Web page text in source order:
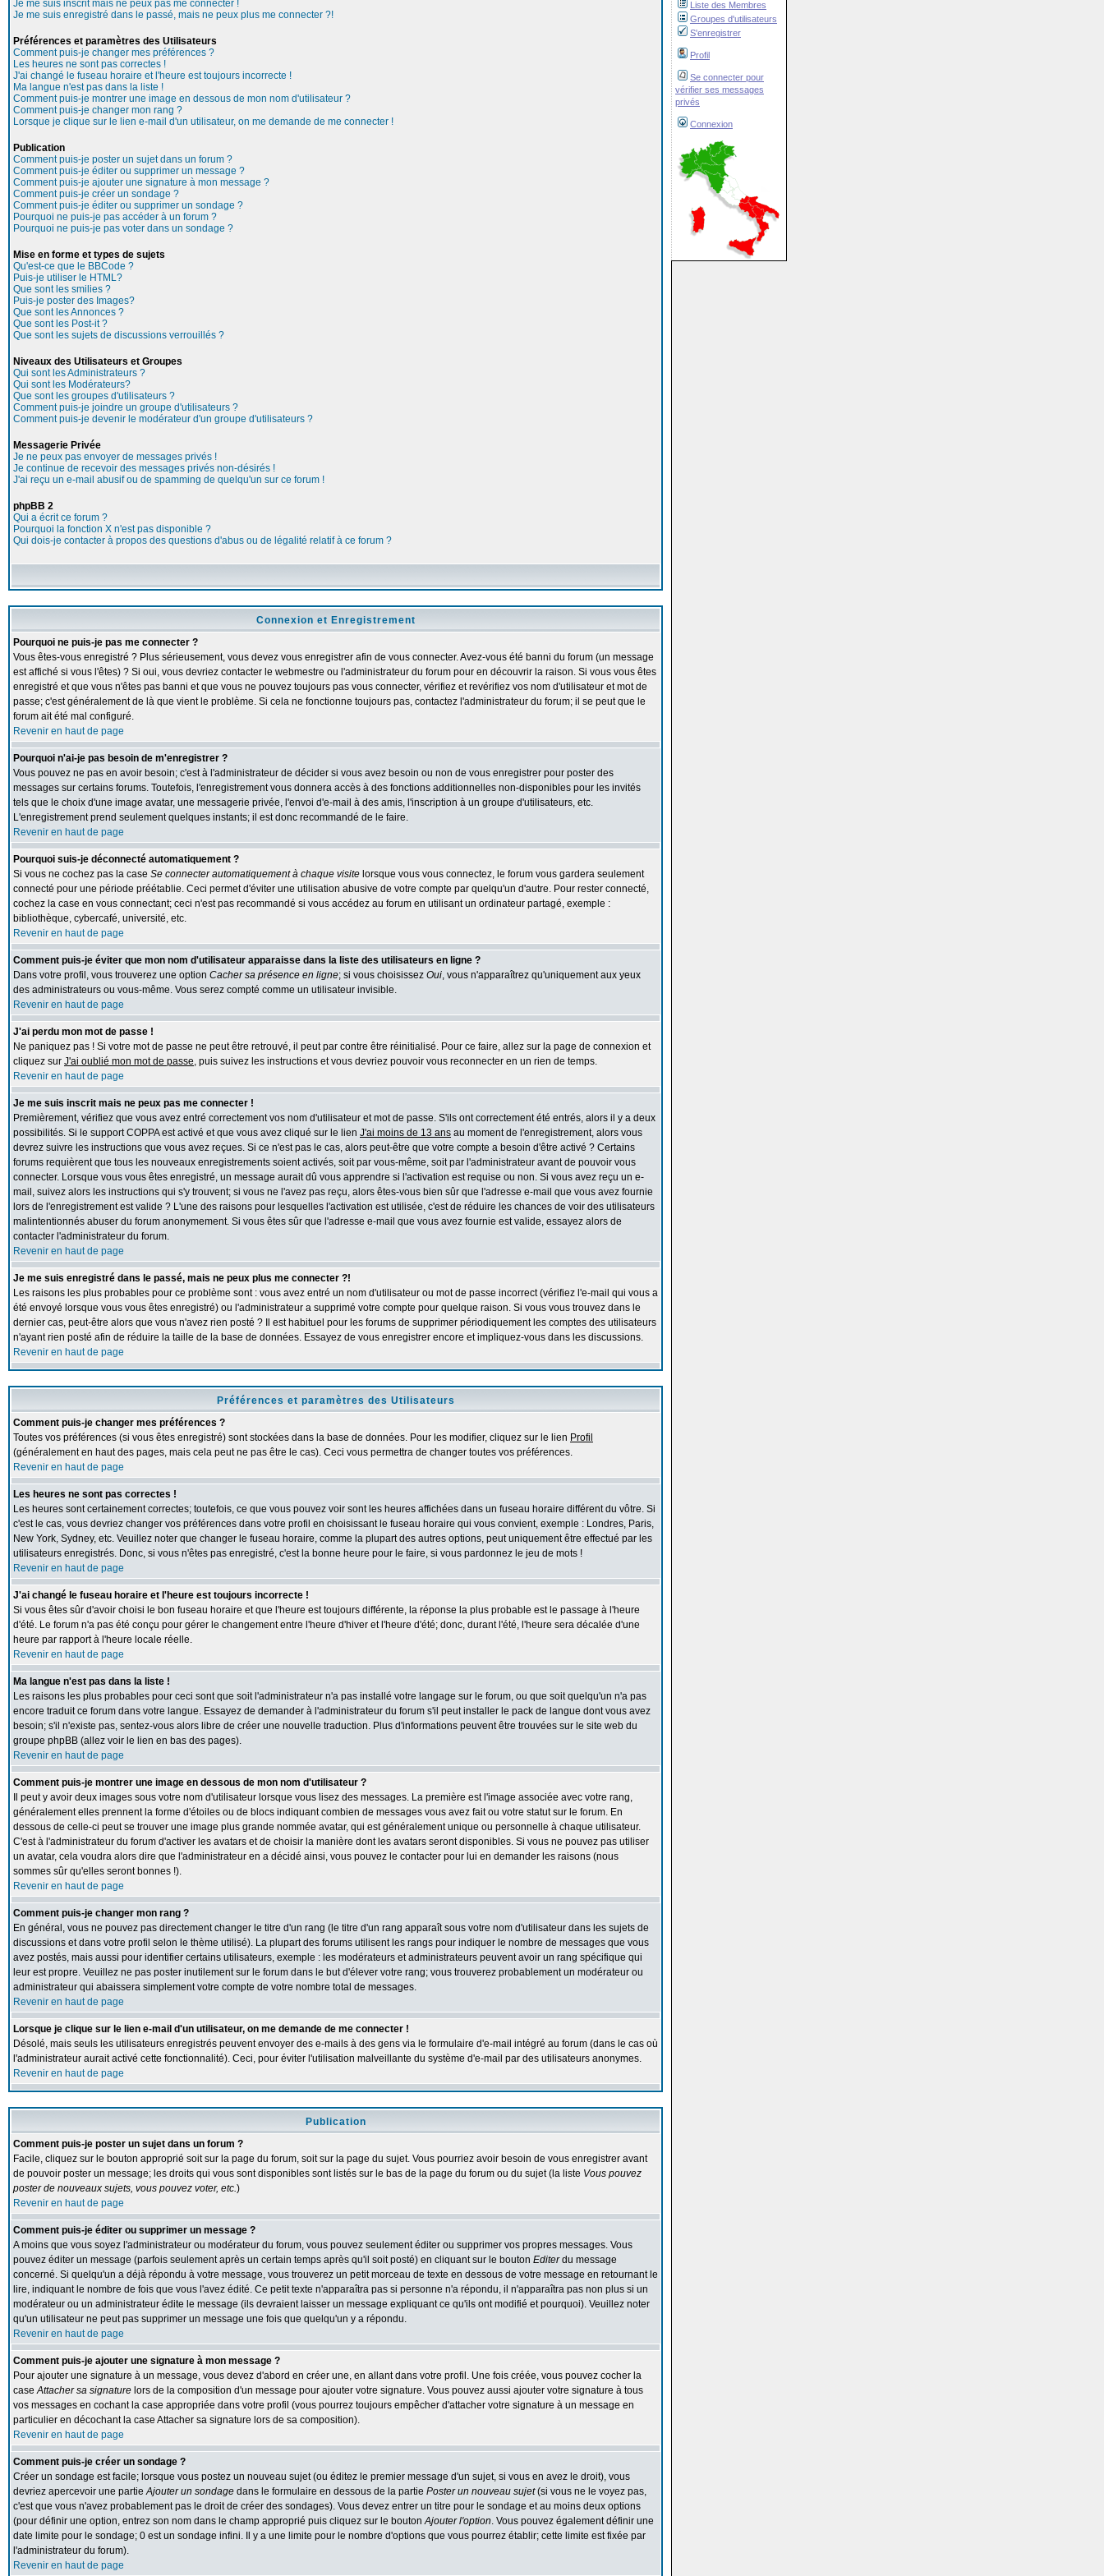
Liste des Membres
Groupes d'utilisateurs
S'enregistrer
Profil
Se connecter pour
vérifier ses messages
privés
Connexion
Je me suis inscrit mais ne peux pas me connecter !
Je me suis enregistré dans le passé, mais ne peux plus me connecter ?!
Préférences et paramètres des Utilisateurs
Comment puis-je changer mes préférences ?
Les heures ne sont pas correctes !
J'ai changé le fuseau horaire et l'heure est toujours incorrecte !
Ma langue n'est pas dans la liste !
Comment puis-je montrer une image en dessous de mon nom d'utilisateur ?
Comment puis-je changer mon rang ?
Lorsque je clique sur le lien e-mail d'un utilisateur, on me demande de me connecter !
Publication
Comment puis-je poster un sujet dans un forum ?
Comment puis-je éditer ou supprimer un message ?
Comment puis-je ajouter une signature à mon message ?
Comment puis-je créer un sondage ?
Comment puis-je éditer ou supprimer un sondage ?
Pourquoi ne puis-je pas accéder à un forum ?
Pourquoi ne puis-je pas voter dans un sondage ?
Mise en forme et types de sujets
Qu'est-ce que le BBCode ?
Puis-je utiliser le HTML?
Que sont les smilies ?
Puis-je poster des Images?
Que sont les Annonces ?
Que sont les Post-it ?
Que sont les sujets de discussions verrouillés ?
Niveaux des Utilisateurs et Groupes
Qui sont les Administrateurs ?
Qui sont les Modérateurs?
Que sont les groupes d'utilisateurs ?
Comment puis-je joindre un groupe d'utilisateurs ?
Comment puis-je devenir le modérateur d'un groupe d'utilisateurs ?
Messagerie Privée
Je ne peux pas envoyer de messages privés !
Je continue de recevoir des messages privés non-désirés !
J'ai reçu un e-mail abusif ou de spamming de quelqu'un sur ce forum !
phpBB 2
Qui a écrit ce forum ?
Pourquoi la fonction X n'est pas disponible ?
Qui dois-je contacter à propos des questions d'abus ou de légalité relatif à ce forum ?
Connexion et Enregistrement
Pourquoi ne puis-je pas me connecter ?
Vous êtes-vous enregistré ? Plus sérieusement, vous devez vous enregistrer afin de vous connecter. Avez-vous été banni du forum (un message
est affiché si vous l'êtes) ? Si oui, vous devriez contacter le webmestre ou l'administrateur du forum pour en découvrir la raison. Si vous vous êtes
enregistré et que vous n'êtes pas banni et que vous ne pouvez toujours pas vous connecter, vérifiez et revérifiez vos nom d'utilisateur et mot de
passe; c'est généralement de là que vient le problème. Si cela ne fonctionne toujours pas, contactez l'administrateur du forum; il se peut que le
forum ait été mal configuré.
Revenir en haut de page
Pourquoi n'ai-je pas besoin de m'enregistrer ?
Vous pouvez ne pas en avoir besoin; c'est à l'administrateur de décider si vous avez besoin ou non de vous enregistrer pour poster des
messages sur certains forums. Toutefois, l'enregistrement vous donnera accès à des fonctions additionnelles non-disponibles pour les invités
tels que le choix d'une image avatar, une messagerie privée, l'envoi d'e-mail à des amis, l'inscription à un groupe d'utilisateurs, etc.
L'enregistrement prend seulement quelques instants; il est donc recommandé de le faire.
Revenir en haut de page
Pourquoi suis-je déconnecté automatiquement ?
Si vous ne cochez pas la case Se connecter automatiquement à chaque visite lorsque vous vous connectez, le forum vous gardera seulement
connecté pour une période préétablie. Ceci permet d'éviter une utilisation abusive de votre compte par quelqu'un d'autre. Pour rester connecté,
cochez la case en vous connectant; ceci n'est pas recommandé si vous accédez au forum en utilisant un ordinateur partagé, exemple :
bibliothèque, cybercafé, université, etc.
Revenir en haut de page
Comment puis-je éviter que mon nom d'utilisateur apparaisse dans la liste des utilisateurs en ligne ?
Dans votre profil, vous trouverez une option Cacher sa présence en ligne; si vous choisissez Oui, vous n'apparaîtrez qu'uniquement aux yeux
des administrateurs ou vous-même. Vous serez compté comme un utilisateur invisible.
Revenir en haut de page
J'ai perdu mon mot de passe !
Ne paniquez pas ! Si votre mot de passe ne peut être retrouvé, il peut par contre être réinitialisé. Pour ce faire, allez sur la page de connexion et
cliquez sur J'ai oublié mon mot de passe, puis suivez les instructions et vous devriez pouvoir vous reconnecter en un rien de temps.
Revenir en haut de page
Je me suis inscrit mais ne peux pas me connecter !
Premièrement, vérifiez que vous avez entré correctement vos nom d'utilisateur et mot de passe. S'ils ont correctement été entrés, alors il y a deux
possibilités. Si le support COPPA est activé et que vous avez cliqué sur le lien J'ai moins de 13 ans au moment de l'enregistrement, alors vous
devrez suivre les instructions que vous avez reçues. Si ce n'est pas le cas, alors peut-être que votre compte a besoin d'être activé ? Certains
forums requièrent que tous les nouveaux enregistrements soient activés, soit par vous-même, soit par l'administrateur avant de pouvoir vous
connecter. Lorsque vous vous êtes enregistré, un message aurait dû vous apprendre si l'activation est requise ou non. Si vous avez reçu un e-
mail, suivez alors les instructions qui s'y trouvent; si vous ne l'avez pas reçu, alors êtes-vous bien sûr que l'adresse e-mail que vous avez fournie
lors de l'enregistrement est valide ? L'une des raisons pour lesquelles l'activation est utilisée, c'est de réduire les chances de voir des utilisateurs
malintentionnés abuser du forum anonymement. Si vous êtes sûr que l'adresse e-mail que vous avez fournie est valide, essayez alors de
contacter l'administrateur du forum.
Revenir en haut de page
Je me suis enregistré dans le passé, mais ne peux plus me connecter ?!
Les raisons les plus probables pour ce problème sont : vous avez entré un nom d'utilisateur ou mot de passe incorrect (vérifiez l'e-mail qui vous a
été envoyé lorsque vous vous êtes enregistré) ou l'administrateur a supprimé votre compte pour quelque raison. Si vous vous trouvez dans le
dernier cas, peut-être alors que vous n'avez rien posté ? Il est habituel pour les forums de supprimer périodiquement les comptes des utilisateurs
n'ayant rien posté afin de réduire la taille de la base de données. Essayez de vous enregistrer encore et impliquez-vous dans les discussions.
Revenir en haut de page
Préférences et paramètres des Utilisateurs
Comment puis-je changer mes préférences ?
Toutes vos préférences (si vous êtes enregistré) sont stockées dans la base de données. Pour les modifier, cliquez sur le lien Profil
(généralement en haut des pages, mais cela peut ne pas être le cas). Ceci vous permettra de changer toutes vos préférences.
Revenir en haut de page
Les heures ne sont pas correctes !
Les heures sont certainement correctes; toutefois, ce que vous pouvez voir sont les heures affichées dans un fuseau horaire différent du vôtre. Si
c'est le cas, vous devriez changer vos préférences dans votre profil en choisissant le fuseau horaire qui vous convient, exemple : Londres, Paris,
New York, Sydney, etc. Veuillez noter que changer le fuseau horaire, comme la plupart des autres options, peut uniquement être effectué par les
utilisateurs enregistrés. Donc, si vous n'êtes pas enregistré, c'est la bonne heure pour le faire, si vous pardonnez le jeu de mots !
Revenir en haut de page
J'ai changé le fuseau horaire et l'heure est toujours incorrecte !
Si vous êtes sûr d'avoir choisi le bon fuseau horaire et que l'heure est toujours différente, la réponse la plus probable est le passage à l'heure
d'été. Le forum n'a pas été conçu pour gérer le changement entre l'heure d'hiver et l'heure d'été; donc, durant l'été, l'heure sera décalée d'une
heure par rapport à l'heure locale réelle.
Revenir en haut de page
Ma langue n'est pas dans la liste !
Les raisons les plus probables pour ceci sont que soit l'administrateur n'a pas installé votre langage sur le forum, ou que soit quelqu'un n'a pas
encore traduit ce forum dans votre langue. Essayez de demander à l'administrateur du forum s'il peut installer le pack de langue dont vous avez
besoin; s'il n'existe pas, sentez-vous alors libre de créer une nouvelle traduction. Plus d'informations peuvent être trouvées sur le site web du
groupe phpBB (allez voir le lien en bas des pages).
Revenir en haut de page
Comment puis-je montrer une image en dessous de mon nom d'utilisateur ?
Il peut y avoir deux images sous votre nom d'utilisateur lorsque vous lisez des messages. La première est l'image associée avec votre rang,
généralement elles prennent la forme d'étoiles ou de blocs indiquant combien de messages vous avez fait ou votre statut sur le forum. En
dessous de celle-ci peut se trouver une image plus grande nommée avatar, qui est généralement unique ou personnelle à chaque utilisateur.
C'est à l'administrateur du forum d'activer les avatars et de choisir la manière dont les avatars seront disponibles. Si vous ne pouvez pas utiliser
un avatar, cela voudra alors dire que l'administrateur en a décidé ainsi, vous pouvez le contacter pour lui en demander les raisons (nous
sommes sûr qu'elles seront bonnes !).
Revenir en haut de page
Comment puis-je changer mon rang ?
En général, vous ne pouvez pas directement changer le titre d'un rang (le titre d'un rang apparaît sous votre nom d'utilisateur dans les sujets de
discussions et dans votre profil selon le thème utilisé). La plupart des forums utilisent les rangs pour indiquer le nombre de messages que vous
avez postés, mais aussi pour identifier certains utilisateurs, exemple : les modérateurs et administrateurs peuvent avoir un rang spécifique qui
leur est propre. Veuillez ne pas poster inutilement sur le forum dans le but d'élever votre rang; vous trouverez probablement un modérateur ou
administrateur qui abaissera simplement votre compte de votre nombre total de messages.
Revenir en haut de page
Lorsque je clique sur le lien e-mail d'un utilisateur, on me demande de me connecter !
Désolé, mais seuls les utilisateurs enregistrés peuvent envoyer des e-mails à des gens via le formulaire d'e-mail intégré au forum (dans le cas où
l'administrateur aurait activé cette fonctionnalité). Ceci, pour éviter l'utilisation malveillante du système d'e-mail par des utilisateurs anonymes.
Revenir en haut de page
Publication
Comment puis-je poster un sujet dans un forum ?
Facile, cliquez sur le bouton approprié soit sur la page du forum, soit sur la page du sujet. Vous pourriez avoir besoin de vous enregistrer avant
de pouvoir poster un message; les droits qui vous sont disponibles sont listés sur le bas de la page du forum ou du sujet (la liste Vous pouvez
poster de nouveaux sujets, vous pouvez voter, etc.)
Revenir en haut de page
Comment puis-je éditer ou supprimer un message ?
A moins que vous soyez l'administrateur ou modérateur du forum, vous pouvez seulement éditer ou supprimer vos propres messages. Vous
pouvez éditer un message (parfois seulement après un certain temps après qu'il soit posté) en cliquant sur le bouton Editerdu message
concerné. Si quelqu'un a déjà répondu à votre message, vous trouverez un petit morceau de texte en dessous de votre message en retournant le
lire, indiquant le nombre de fois que vous l'avez édité. Ce petit texte n'apparaîtra pas si personne n'a répondu, il n'apparaîtra pas non plus si un
modérateur ou un administrateur édite le message (ils devraient laisser un message expliquant ce qu'ils ont modifié et pourquoi). Veuillez noter
qu'un utilisateur ne peut pas supprimer un message une fois que quelqu'un y a répondu.
Revenir en haut de page
Comment puis-je ajouter une signature à mon message ?
Pour ajouter une signature à un message, vous devez d'abord en créer une, en allant dans votre profil. Une fois créée, vous pouvez cocher la
caseAttacher sa signature lors de la composition d'un message pour ajouter votre signature. Vous pouvez aussi ajouter votre signature à tous
vos messages en cochant la case appropriée dans votre profil (vous pourrez toujours empêcher d'attacher votre signature à un message en
particulier en décochant la case Attacher sa signature lors de sa composition).
Revenir en haut de page
Comment puis-je créer un sondage ?
Créer un sondage est facile; lorsque vous postez un nouveau sujet (ou éditez le premier message d'un sujet, si vous en avez le droit), vous
devriez apercevoir une partieAjouter un sondage dans le formulaire en dessous de la partie Poster un nouveau sujet(si vous ne le voyez pas,
c'est que vous n'avez probablement pas le droit de créer des sondages). Vous devez entrer un titre pour le sondage et au moins deux options
(pour définir une option, entrez son nom dans le champ approprié puis cliquez sur le boutonAjouter l'option. Vous pouvez également définir une
date limite pour le sondage; 0 est un sondage infini. Il y a une limite pour le nombre d'options que vous pourrez établir; cette limite est fixée par
l'administrateur du forum).
Revenir en haut de page